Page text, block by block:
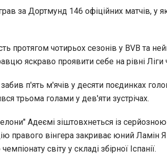
за Дортмунд 146 офіційних матчів, у
протягом чотирьох сезонів у BVB та
яскраво проявити себе на рівні Ліги
п'ять м'ячів у десяти поєдинках
трьома голами у дев'яти зустрічах.
Адеємі зіштовхнеться із
правого вінгера закриває юний Ламін
світу у складі збірної Іспанії.